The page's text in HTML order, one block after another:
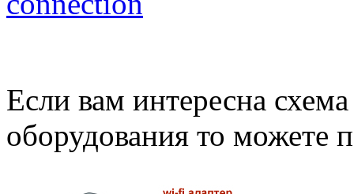
Если вам интересна
оборудования то можете